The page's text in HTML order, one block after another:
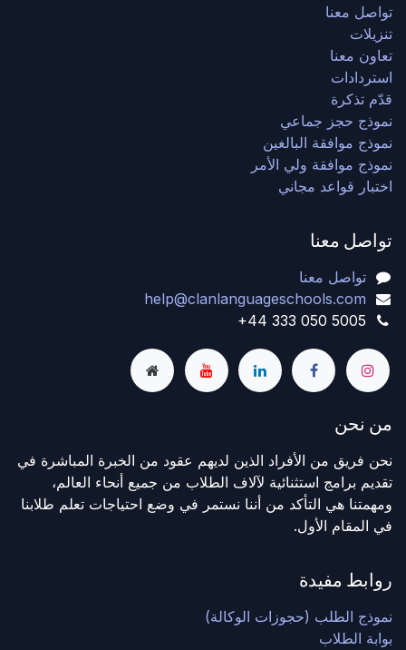
تواصل معنا
تنزيلات
تعاون معنا
استردادات
قدّم تذكرة
نموذج حجز جماعي
نموذج موافقة البالغين
نموذج موافقة ولي الأمر
اختبار قواعد مجاني
تواصل معنا
تواصل معنا
help@clanlanguageschools.com
+44 333 050 5005
من نحن
نحن فريق من الأفراد الذين لديهم عقود من الخبرة المباشرة في
تقديم برامج استثنائية لآلاف الطلاب من جميع أنحاء العالم،
ومهمتنا هي التأكد من أننا نستمر في وضع احتياجات تعلم طلابنا
في المقام الأول.
روابط مفيدة
نموذج الطلب (حجوزات الوكالة)
بوابة الطلاب